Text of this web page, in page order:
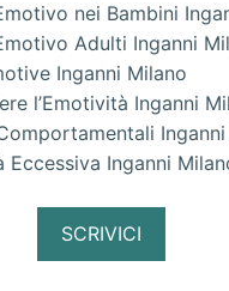
nei Bambini
Adulti Inganni
Inganni Milano
l’Emotività Inganni
Eccessiva Inganni
SCRIVICI